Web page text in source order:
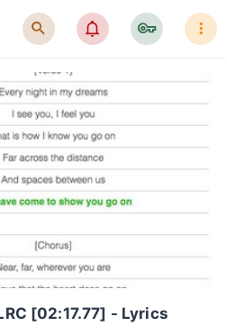
󰍉 󰂜 󰷖 󰇙
[02:17.77] - Lyrics